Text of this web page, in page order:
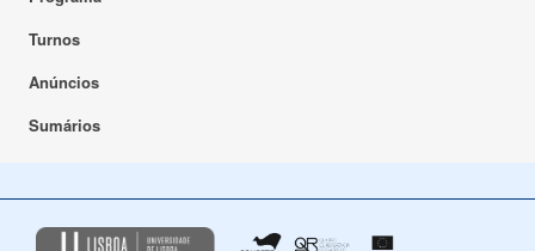
Turnos
Anúncios
Sumários